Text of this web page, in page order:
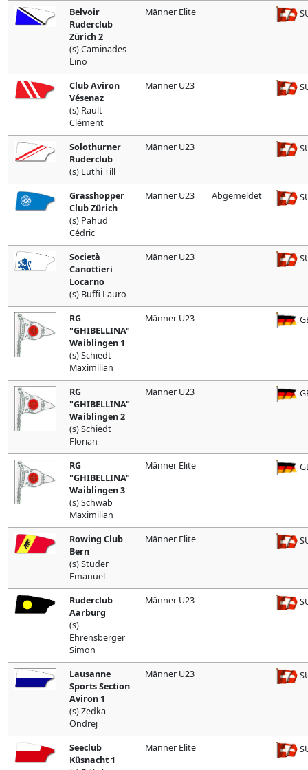
Belvoir
Ruderclub
Zürich 2
(s) Caminades
Lino
Männer Elite
Club Aviron
Vésenaz
(s) Rault
Clément
Männer U23
Solothurner
Ruderclub
(s) Lüthi Till
Männer U23
Grasshopper
Club Zürich
(s) Pahud
Cédric
Männer U23 Abgemeldet
Società
Canottieri
Locarno
(s) Buffi Lauro
Männer U23
RG
"GHIBELLINA"
Waiblingen 1
(s) Schiedt
Maximilian
Männer U23
RG
"GHIBELLINA"
Waiblingen 2
(s) Schiedt
Florian
Männer U23
RG
"GHIBELLINA"
Waiblingen 3
(s) Schwab
Maximilian
Männer Elite
Rowing Club
Bern
(s) Studer
Emanuel
Männer Elite
Ruderclub
Aarburg
(s)
Ehrensberger
Simon
Männer U23
Lausanne
Sports Section
Aviron 1
(s) Zedka
Ondrej
Männer U23
Seeclub
Küsnacht 1
Männer Elite